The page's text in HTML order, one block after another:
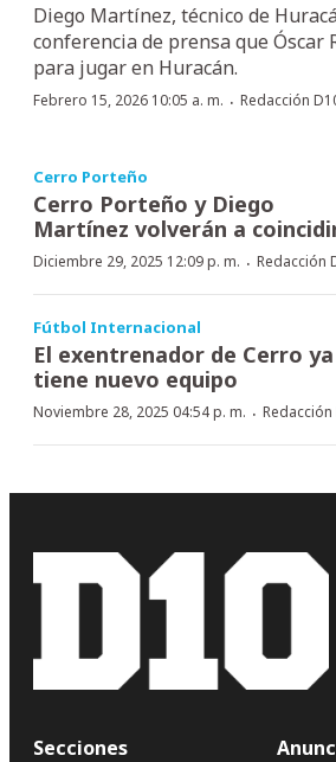
Diego Martínez, técnico de
conferencia de prensa que Óscar
para jugar en Huracán.
Febrero 15, 2026 10:05 a. m. · Redacción
Cerro Porteño
Cerro Porteño y Diego
Martínez volverán a
Diciembre 29, 2025 12:09 p. m. · Redacción
Fútbol Internacional
El exentrenador de Cerro ya
tiene nuevo equipo
Noviembre 28, 2025 04:54 p. m. · Redacción
Secciones